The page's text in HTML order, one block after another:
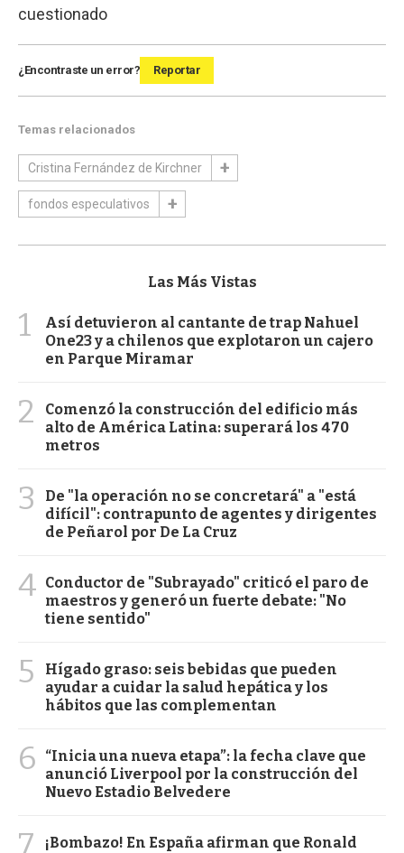
cuestionado
¿Encontraste un error? Reportar
Temas relacionados
Cristina Fernández de Kirchner
fondos especulativos
Las Más Vistas
1
Así detuvieron al cantante de trap Nahuel
One23 y a chilenos que explotaron un cajero
en Parque Miramar
2
Comenzó la construcción del edificio más
alto de América Latina: superará los 470
metros
3
De "la operación no se concretará" a "está
difícil": contrapunto de agentes y dirigentes
de Peñarol por De La Cruz
4 Conductor de "Subrayado" criticó el paro de
maestros y generó un fuerte debate: "No
tiene sentido"
5
Hígado graso: seis bebidas que pueden
ayudar a cuidar la salud hepática y los
hábitos que las complementan
6
“Inicia una nueva etapa”: la fecha clave que
anunció Liverpool por la construcción del
Nuevo Estadio Belvedere
7
¡Bombazo! En España afirman que Ronald